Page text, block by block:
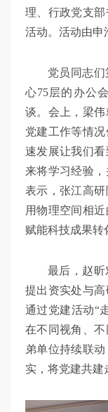
理、行政党支
活动。活动由申
党员同志
心75层的办公
谈。会上，梁伟
党建工作等情
速发展让我们
来将学习经验
表示，张江高
用物理空间相
赋能科技成果转
最后，赵
提出资实处与
通过党建活动“
在不同视角、
弟单位持续联
实，将党建共建